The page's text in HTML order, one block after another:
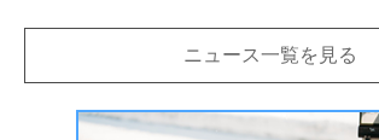
ニュース一覧を見る